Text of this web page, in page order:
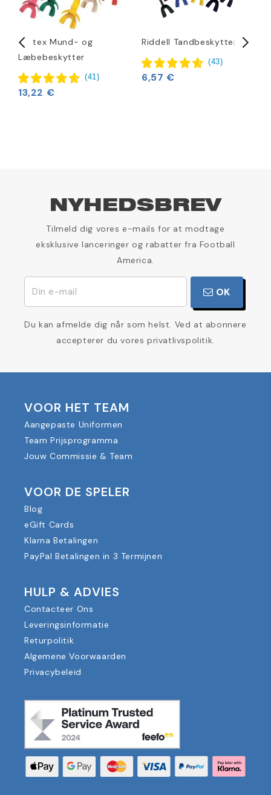
Vettex Mund- og
Læbebeskytter
(41)
13,22 €
Riddell Tandbeskytter
(43)
6,57 €
NYHEDSBREV
Tilmeld dig vores e-mails for at modtage
eksklusive lanceringer og rabatter fra Football
America.
OK
Du kan afmelde dig når som helst. Ved at abonnere
accepterer du vores privatlivspolitik.
VOOR HET TEAM
Aangepaste Uniformen
Team Prijsprogramma
Jouw Commissie & Team
VOOR DE SPELER
Blog
eGift Cards
Klarna Betalingen
PayPal Betalingen in 3 Termijnen
HULP & ADVIES
Contacteer Ons
Leveringsinformatie
Returpolitik
Algemene Voorwaarden
Privacybeleid